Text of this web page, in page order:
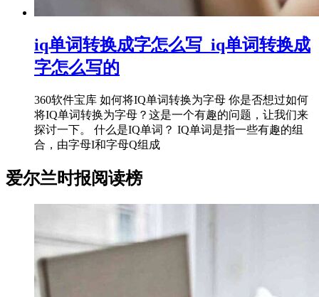
iq单词转换成字怎么写_iq单词转换成
字怎么写的
360软件宝库 如何将IQ单词转换为字母 你是否想过如何
将IQ单词转换为字母？这是一个有趣的问题，让我们来
探讨一下。 什么是IQ单词？ IQ单词是指一些有趣的组
合，由字母I和字母Q组成
爱尔兰时报阅读榜